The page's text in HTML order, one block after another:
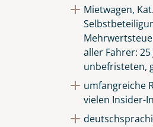
Mietwagen,
aller Fahrer:
unbefristeten,
umfangreiche
vielen Insider-